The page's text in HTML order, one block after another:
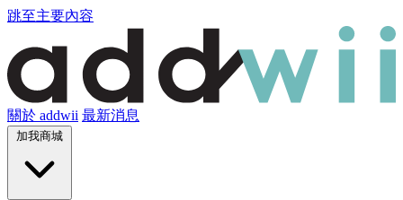
跳至主要內容
關於 addwii 最新消息
加我商城